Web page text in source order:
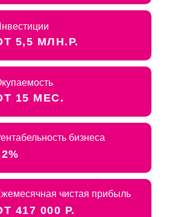
5,5 МЛН.Р.
15 МЕС.
бизнеса
417 000 Р.
чистая прибыль